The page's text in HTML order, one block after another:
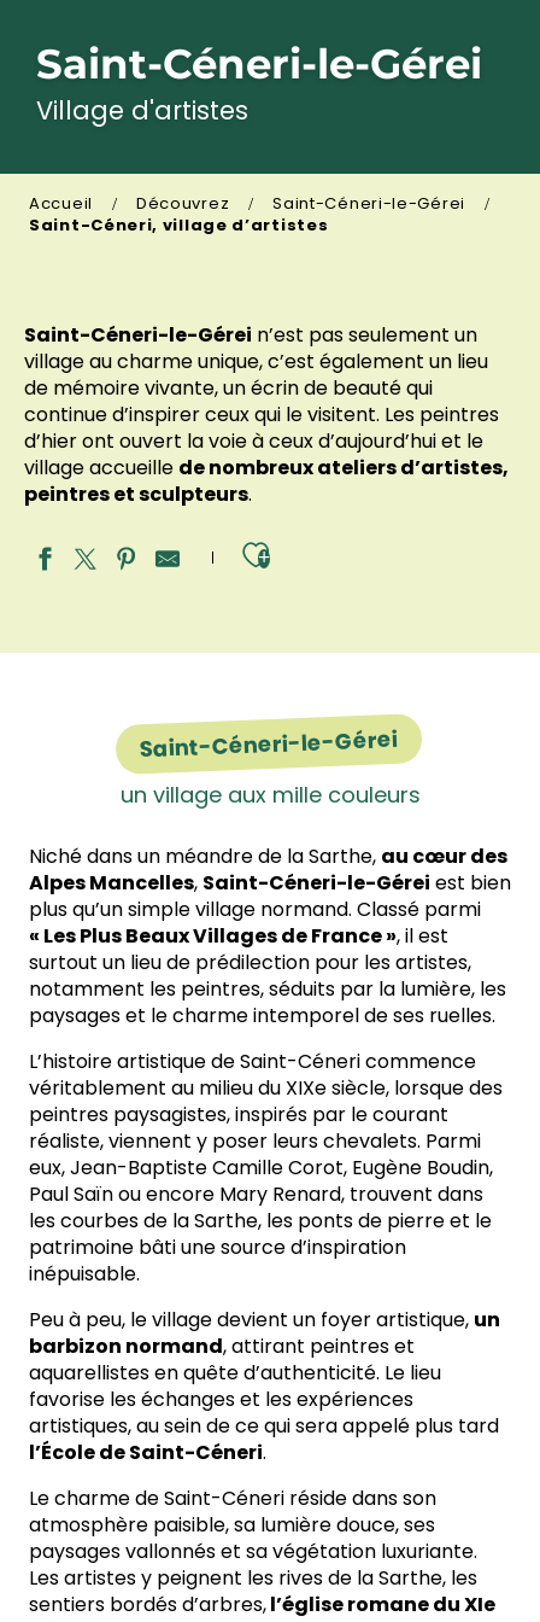
Saint-Céneri-le-Gérei
Village d'artistes
Accueil Découvrez
Saint-Céneri-le-Gérei
Saint-Céneri, village d’artistes
Saint-Céneri-le-Gérei n’est pas seulement un
village au charme unique, c’est également un lieu
de mémoire vivante, un écrin de beauté qui
continue d’inspirer ceux qui le visitent. Les peintres
d’hier ont ouvert la voie à ceux d’aujourd’hui et le
village accueille de nombreux ateliers d’artistes,
peintres et sculpteurs.
Ajouter aux
Saint-Céneri-le-Gérei
un village aux mille couleurs
Niché dans un méandre de la Sarthe, au cœur des
Alpes Mancelles, Saint-Céneri-le-Gérei est bien
plus qu’un simple village normand. Classé parmi
« Les Plus Beaux Villages de France », il est
surtout un lieu de prédilection pour les artistes,
notamment les peintres, séduits par la lumière, les
paysages et le charme intemporel de ses ruelles.
L’histoire artistique de Saint-Céneri commence
véritablement au milieu du XIXe siècle, lorsque des
peintres paysagistes, inspirés par le courant
réaliste, viennent y poser leurs chevalets. Parmi
eux, Jean-Baptiste Camille Corot, Eugène Boudin,
Paul Saïn ou encore Mary Renard, trouvent dans
les courbes de la Sarthe, les ponts de pierre et le
patrimoine bâti une source d’inspiration
inépuisable.
Peu à peu, le village devient un foyer artistique, un
barbizon normand, attirant peintres et
aquarellistes en quête d’authenticité. Le lieu
favorise les échanges et les expériences
artistiques, au sein de ce qui sera appelé plus tard
l’École de Saint-Céneri.
Le charme de Saint-Céneri réside dans son
atmosphère paisible, sa lumière douce, ses
paysages vallonnés et sa végétation luxuriante.
Les artistes y peignent les rives de la Sarthe, les
sentiers bordés d’arbres,l’église romane du XIe